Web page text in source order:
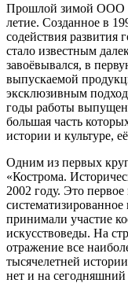
Прошлой зимой ООО
летие. Созданное в
содействия развития
стало известным
завоёвывался, в
выпускаемой
эксклюзивным
годы работы
большая часть
истории и культуре,
Одним из первых
«Кострома.
2002 году. Это
систематизированное
принимали участие
искусствоведы. На
отражение все
тысячелетней
нет и на сегодняшний